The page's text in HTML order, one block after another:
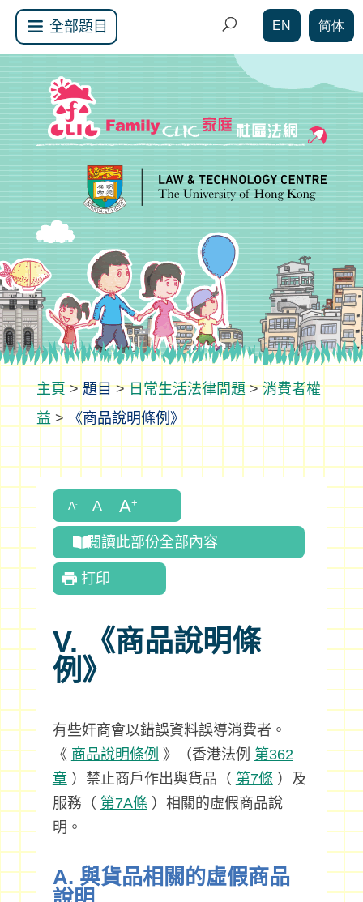
全部題目 EN 简体
>題目>日常生活法律問題>消費者權
益 > 《商品說明條例》
閱讀此部份全部內容
打印
V. 《商品說明條
例》
有些奸商會以錯誤資料誤導消費者。
《 商品說明條例 》（香港法例 第362
章）禁止商戶作出與貨品（ 第7條 ）及
服務（ 第7A條 ）相關的虛假商品說
明。
A. 與貨品相關的虛假商品